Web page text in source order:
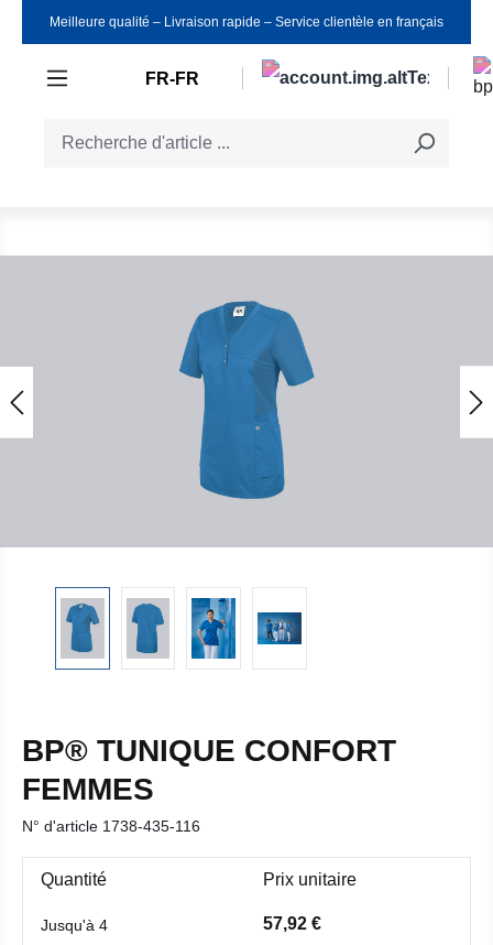
Passer au contenu principal
Meilleure qualité ‒ Livraison rapide ‒ Service clientèle en français
FR-FR
BP® TUNIQUE CONFORT
FEMMES
N° d'article 1738-435-116
Quantité Prix unitaire
Jusqu'à 4 57,92 €